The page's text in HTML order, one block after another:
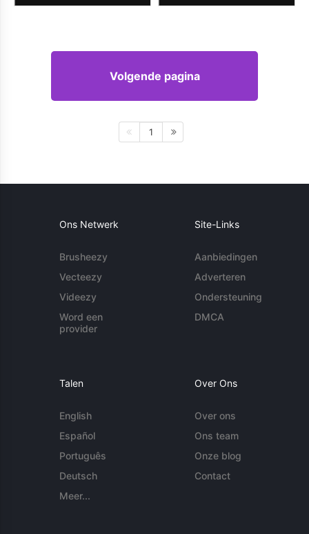
Volgende pagina
1
Ons Netwerk
Brusheezy
Vecteezy
Videezy
Word een
provider
Site-Links
Aanbiedingen
Adverteren
Ondersteuning
DMCA
Talen
English
Español
Português
Deutsch
Meer...
Over Ons
Over ons
Ons team
Onze blog
Contact